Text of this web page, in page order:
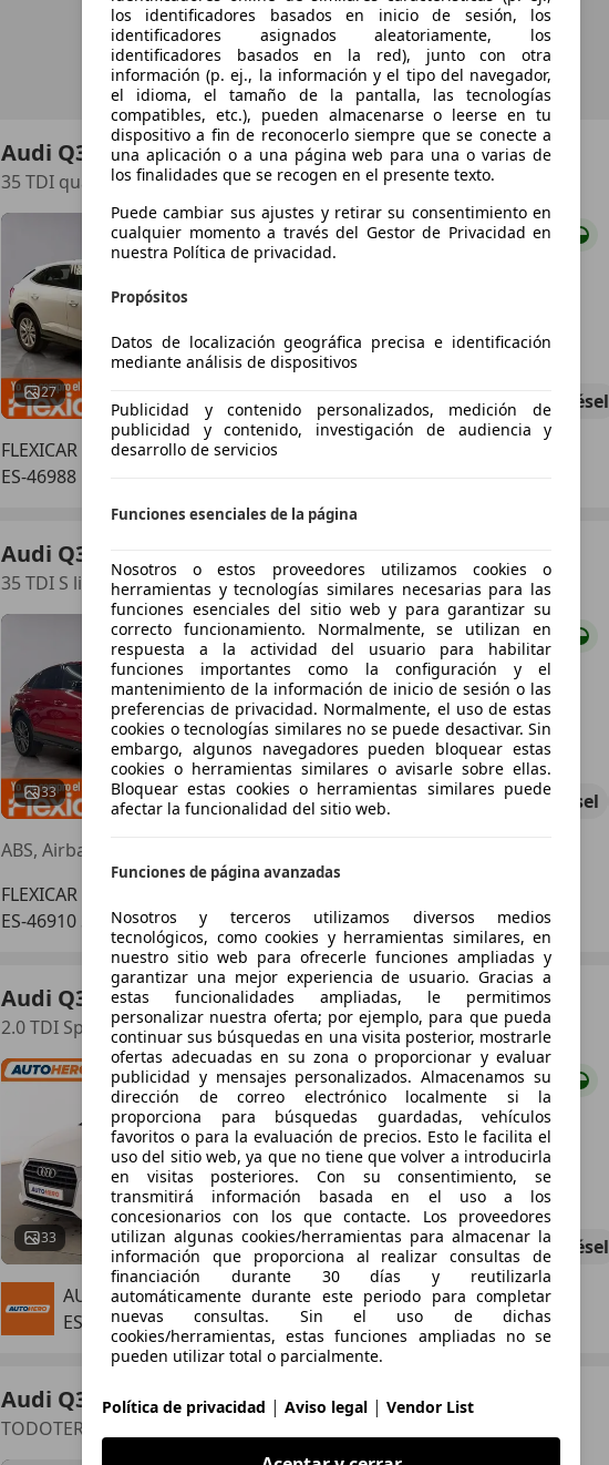
Audi Q3
35 TDI quattro 110kW (150CV)
27
€ 23.990 Buenprecio
06/2022 110.000 km Diésel
FLEXICAR VALENCIA - Paterna
ES-46988 PATERNA
Audi Q3
35 TDI S line S tronic 110kW
33
€ 25.990 Buenprecio
01/2020 90.999 km Diésel
ABS, Airbag del conductor, Cierre centralizado
FLEXICAR VALENCIA - Sedaví
ES-46910 Sedaví
Audi Q3
2.0 TDI Sport
33
€ 15.428 Buenprecio
02/2015 103.086 km Diésel
AUTOHERO VALENCIA
ES-46014 Valencia
Audi Q3
TODOTERRENO 2.0 TDI S TRONIC BLACK LINE 150 5P
los identificadores basados en inicio de sesión, los
identificadores asignados aleatoriamente, los
identificadores basados en la red), junto con otra
información (p. ej., la información y el tipo del navegador,
el idioma, el tamaño de la pantalla, las tecnologías
compatibles, etc.), pueden almacenarse o leerse en tu
dispositivo a fin de reconocerlo siempre que se conecte a
una aplicación o a una página web para una o varias de
los finalidades que se recogen en el presente texto.
Puede cambiar sus ajustes y retirar su consentimiento en
cualquier momento a través del Gestor de Privacidad en
nuestra Política de privacidad.
Propósitos
Datos de localización geográfica precisa e identificación
mediante análisis de dispositivos
Publicidad y contenido personalizados, medición de
publicidad y contenido, investigación de audiencia y
desarrollo de servicios
Funciones esenciales de la página
Nosotros o estos proveedores utilizamos cookies o
herramientas y tecnologías similares necesarias para las
funciones esenciales del sitio web y para garantizar su
correcto funcionamiento. Normalmente, se utilizan en
respuesta a la actividad del usuario para habilitar
funciones importantes como la configuración y el
mantenimiento de la información de inicio de sesión o las
preferencias de privacidad. Normalmente, el uso de estas
cookies o tecnologías similares no se puede desactivar. Sin
embargo, algunos navegadores pueden bloquear estas
cookies o herramientas similares o avisarle sobre ellas.
Bloquear estas cookies o herramientas similares puede
afectar la funcionalidad del sitio web.
Funciones de página avanzadas
Nosotros y terceros utilizamos diversos medios
tecnológicos, como cookies y herramientas similares, en
nuestro sitio web para ofrecerle funciones ampliadas y
garantizar una mejor experiencia de usuario. Gracias a
estas funcionalidades ampliadas, le permitimos
personalizar nuestra oferta; por ejemplo, para que pueda
continuar sus búsquedas en una visita posterior, mostrarle
ofertas adecuadas en su zona o proporcionar y evaluar
publicidad y mensajes personalizados. Almacenamos su
dirección de correo electrónico localmente si la
proporciona para búsquedas guardadas, vehículos
favoritos o para la evaluación de precios. Esto le facilita el
uso del sitio web, ya que no tiene que volver a introducirla
en visitas posteriores. Con su consentimiento, se
transmitirá información basada en el uso a los
concesionarios con los que contacte. Los proveedores
utilizan algunas cookies/herramientas para almacenar la
información que proporciona al realizar consultas de
financiación durante 30 días y reutilizarla
automáticamente durante este periodo para completar
nuevas consultas. Sin el uso de dichas
cookies/herramientas, estas funciones ampliadas no se
pueden utilizar total o parcialmente.
Política de privacidad | Aviso legal | Vendor List